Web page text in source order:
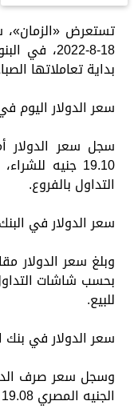
تستعرض «الزمان»،
18-8-
بداية تعاملاتها
سعر الدولار اليوم
سجل سعر الدولار
التداول بالفروع.
سعر الدولار في
وبلغ سعر الدولار
للبيع.
سعر الدولار في
وسجل سعر صرف
الجنيه المصري 19.08 جنيه للشراء، و 19.18 جنيه للبيع.